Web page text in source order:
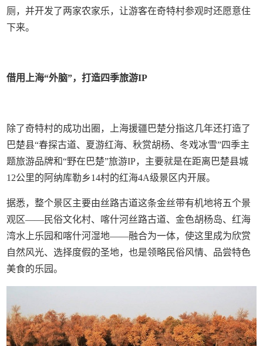
厕，并开发了两家农家乐，让游客在奇特村参观时还愿意住
下来。
借用上海“外脑”，打造四季旅游IP
除了奇特村的成功出圈，上海援疆巴楚分指这几年还打造了
巴楚县“春探古道、夏游红海、秋赏胡杨、冬戏冰雪”四季主
题旅游品牌和“野在巴楚”旅游IP，主要就是在距离巴楚县城
12公里的阿纳库勒乡14村的红海4A级景区内开展。
据悉，整个景区主要由丝路古道这条金丝带有机地将五个景
观区——民俗文化村、喀什河丝路古道、金色胡杨岛、红海
湾水上乐园和喀什河湿地——融合为一体，使这里成为欣赏
自然风光、选择度假的圣地，也是领略民俗风情、品尝特色
美食的乐园。